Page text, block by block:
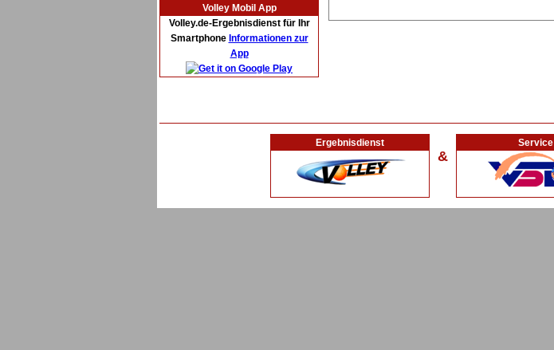
Volley Mobil App
Volley.de-Ergebnisdienst für Ihr
Smartphone Informationen zur
App
Ergebnisdienst
&
Service